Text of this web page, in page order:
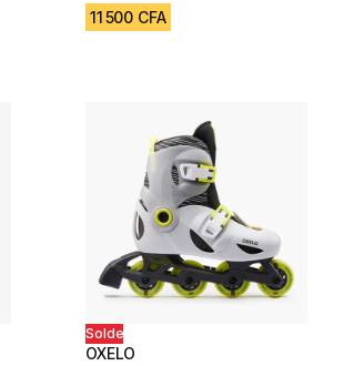
11 500 CFA
Solde
OXELO